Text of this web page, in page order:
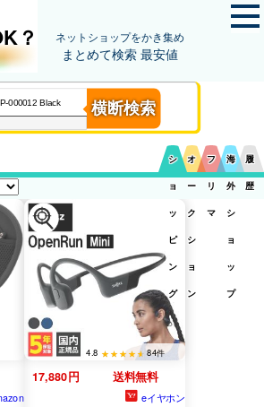
？ ネットショップをかき集め
まとめて検索 最安値
横断検索
シ
ョ
ッ
ピ
ン
グ
オ
ー
ク
シ
ョ
ン
フ
リ
マ
海
外
シ
ョ
ッ
プ
履
歴
17,880円 送料無料
eイヤホン
4.8 84件